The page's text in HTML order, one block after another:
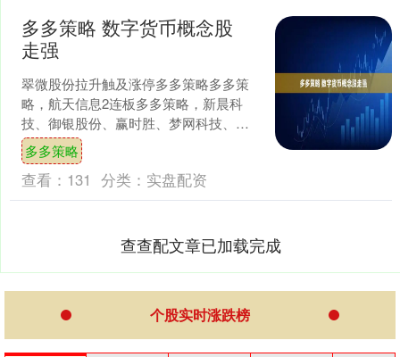
多多策略 数字货币概念股
走强
翠微股份拉升触及涨停多多策略多多策
略，航天信息2连板多多策略，新晨科
技、御银股份、赢时胜、梦网科技、创
识科技等纷纷冲高。 举报 第一财经广告
合作，请点击这里此内....
多多策略
查看： 131 分类： 实盘配资
查查配文章已加载完成
个股实时涨跌榜